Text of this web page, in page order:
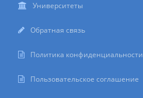
Университеты
Обратная связь
Политика конфиденциальности
Пользовательское соглашение